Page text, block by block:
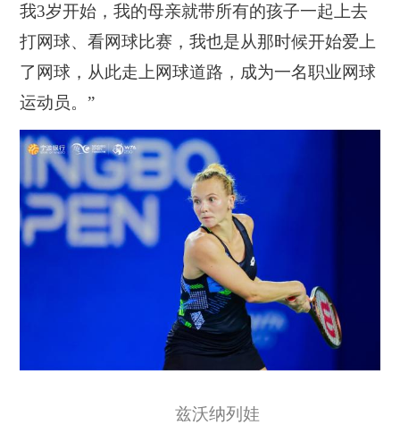
我3岁开始，我的母亲就带所有的孩子一起上去
打网球、看网球比赛，我也是从那时候开始爱上
了网球，从此走上网球道路，成为一名职业网球
运动员。”
兹沃纳列娃